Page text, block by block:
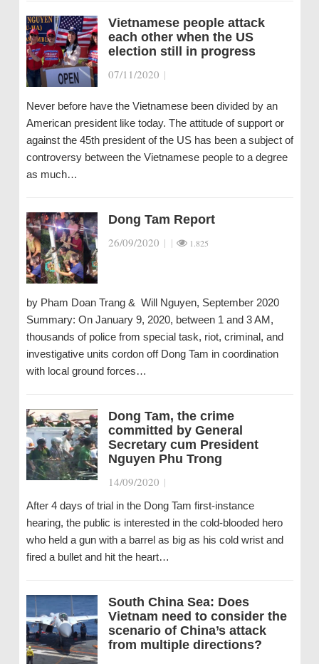
Vietnamese people attack
each other when the US
election still in progress
07/11/2020 |
Never before have the Vietnamese been divided by an
American president like today. The attitude of support or
against the 45th president of the US has been a subject of
controversy between the Vietnamese people to a degree
as much…
Dong Tam Report
26/09/2020 | | 1.825
by Pham Doan Trang & Will Nguyen, September 2020
Summary: On January 9, 2020, between 1 and 3 AM,
thousands of police from special task, riot, criminal, and
investigative units cordon off Dong Tam in coordination
with local ground forces…
Dong Tam, the crime
committed by General
Secretary cum President
Nguyen Phu Trong
14/09/2020 |
After 4 days of trial in the Dong Tam first-instance
hearing, the public is interested in the cold-blooded hero
who held a gun with a barrel as big as his cold wrist and
fired a bullet and hit the heart…
South China Sea: Does
Vietnam need to consider the
scenario of China’s attack
from multiple directions?